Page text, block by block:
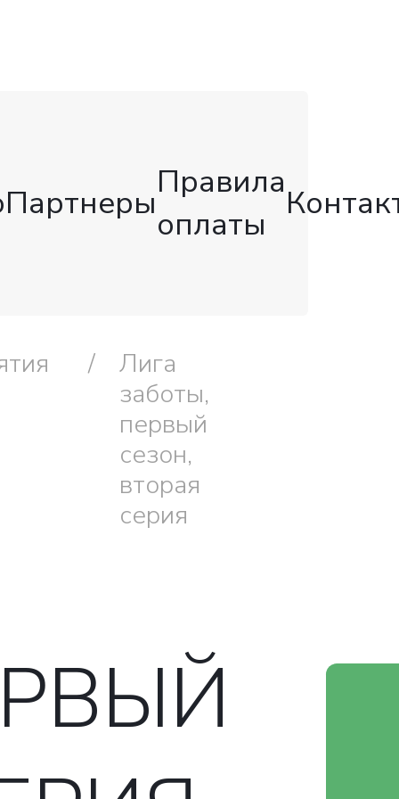
Партнеры
Правила
оплаты
Лига
заботы,
первый
сезон,
вторая
серия